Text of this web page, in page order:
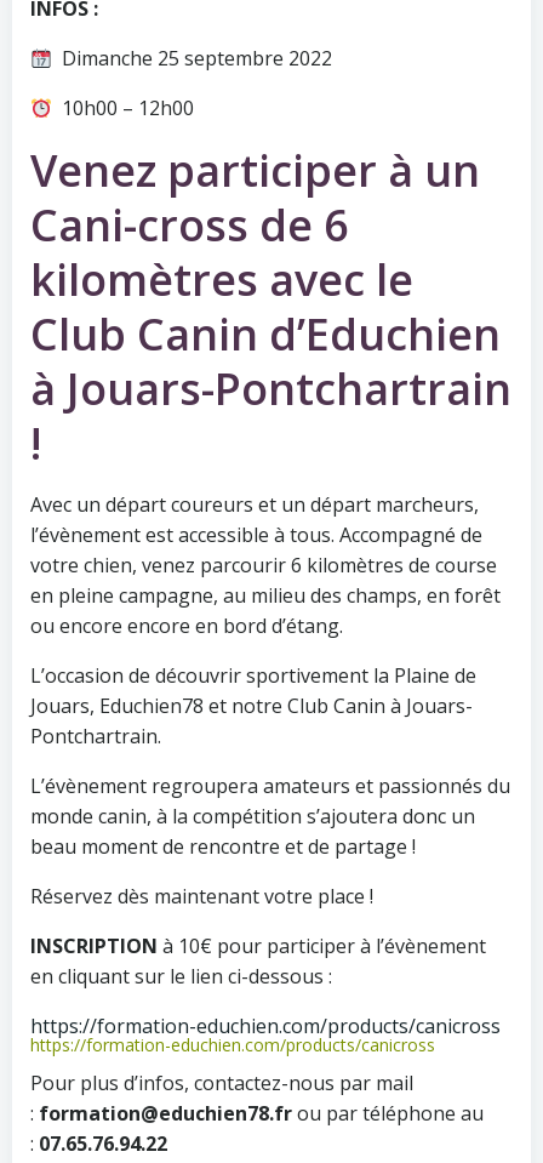
INFOS :
Dimanche 25 septembre 2022
10h00 – 12h00
Venez participer à un
Cani-cross de 6
kilomètres avec le
Club Canin d’Educhien
à Jouars-Pontchartrain
!
Avec un départ coureurs et un départ marcheurs,
l’évènement est accessible à tous. Accompagné de
votre chien, venez parcourir 6 kilomètres de course
en pleine campagne, au milieu des champs, en forêt
ou encore encore en bord d’étang.
L’occasion de découvrir sportivement la Plaine de
Jouars, Educhien78 et notre Club Canin à Jouars-
Pontchartrain.
L’évènement regroupera amateurs et passionnés du
monde canin, à la compétition s’ajoutera donc un
beau moment de rencontre et de partage !
Réservez dès maintenant votre place !
INSCRIPTION à 10€ pour participer à l’évènement
en cliquant sur le lien ci-dessous :
https://formation-educhien.com/products/canicross
https://formation-educhien.com/products/canicross
Pour plus d’infos, contactez-nous par mail
: formation@educhien78.frou par téléphone au
: 07.65.76.94.22